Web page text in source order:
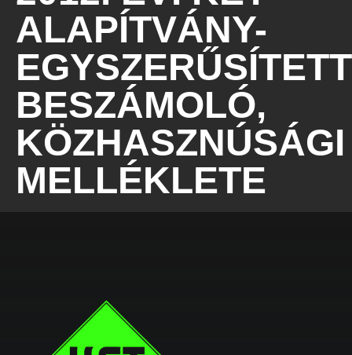
ALAPÍTVÁNY-
EGYSZERŰSÍTETT
BESZÁMOLÓ,
KÖZHASZNÚSÁGI
MELLÉKLETE